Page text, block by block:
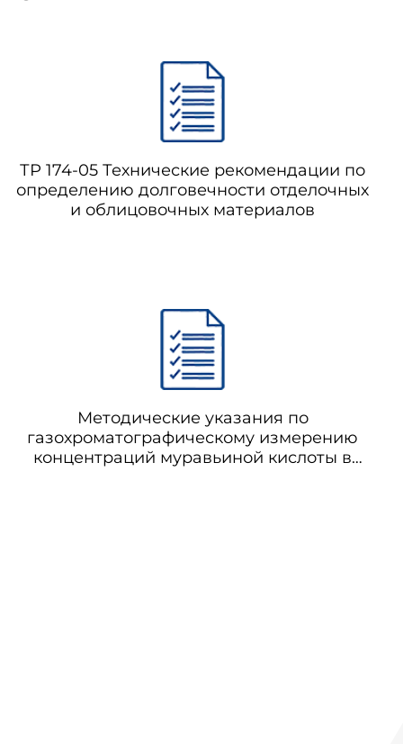
ТР 174-05 Технические рекомендации по
определению долговечности отделочных
и облицовочных материалов
Методические указания по
газохроматографическому измерению
концентраций муравьиной кислоты в